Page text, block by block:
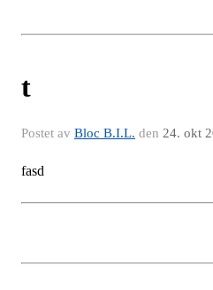
t
Postet av Bloc B.I.L. den 24. okt
fasd